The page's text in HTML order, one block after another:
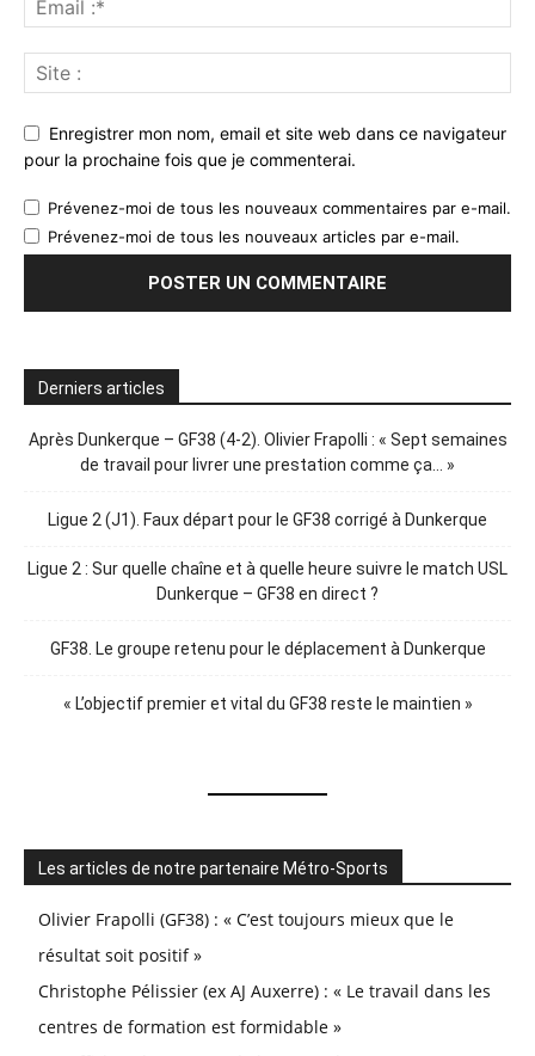
Enregistrer mon nom, email et site web dans ce navigateur
pour la prochaine fois que je commenterai.
Prévenez-moi de tous les nouveaux commentaires par e-mail.
Prévenez-moi de tous les nouveaux articles par e-mail.
Derniers articles
Après Dunkerque – GF38 (4-2). Olivier Frapolli : « Sept semaines
de travail pour livrer une prestation comme ça… »
Ligue 2 (J1). Faux départ pour le GF38 corrigé à Dunkerque
Ligue 2 : Sur quelle chaîne et à quelle heure suivre le match USL
Dunkerque – GF38 en direct ?
GF38. Le groupe retenu pour le déplacement à Dunkerque
« L’objectif premier et vital du GF38 reste le maintien »
Les articles de notre partenaire Métro-Sports
Olivier Frapolli (GF38) : « C’est toujours mieux que le
résultat soit positif »
Christophe Pélissier (ex AJ Auxerre) : « Le travail dans les
centres de formation est formidable »